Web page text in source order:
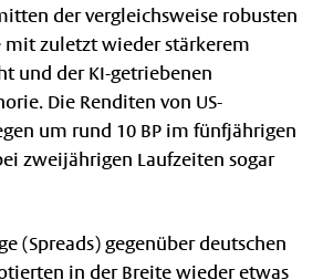
der vergleichsweise robusten
mit zuletzt wieder stärkerem
und der KI-getriebenen
Die Renditen von US-
um rund 10 BP im fünfjährigen
zweijährigen Laufzeiten sogar
(Spreads) gegenüber deutschen
in der Breite wieder etwas